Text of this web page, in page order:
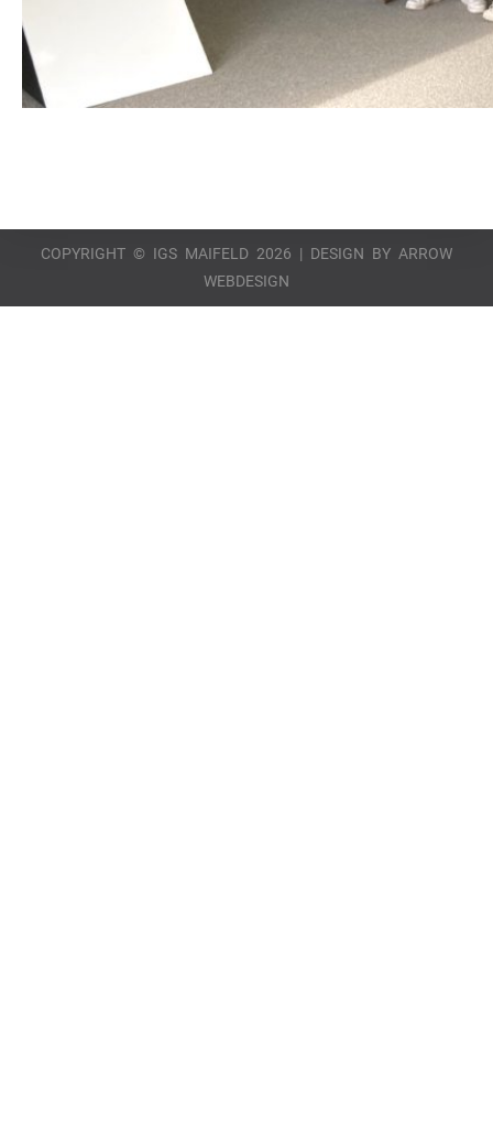
COPYRIGHT © IGS MAIFELD 2026 | DESIGN BY ARROW
WEBDESIGN